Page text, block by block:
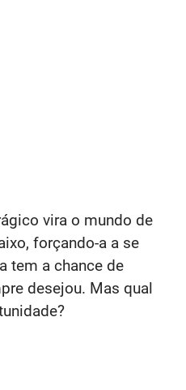
vira o mundo de
forçando-a a se
tem a chance de
desejou. Mas qual